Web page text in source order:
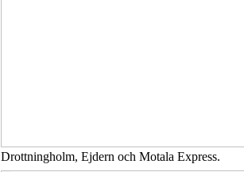
Drottningholm, Ejdern och Motala Express.